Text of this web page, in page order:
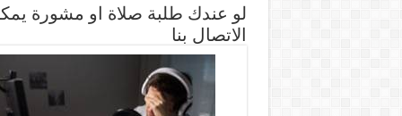
لو عندك طلبة صلاة او مشورة
الاتصال بنا